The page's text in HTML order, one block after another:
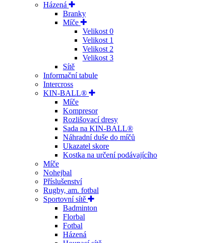
Házená
Branky
Míče
Velikost 0
Velikost 1
Velikost 2
Velikost 3
Sítě
Informační tabule
Intercross
KIN-BALL®
Míče
Kompresor
Rozlišovací dresy
Sada na KIN-BALL®
Náhradní duše do míčů
Ukazatel skore
Kostka na určení podávajícího
Míče
Nohejbal
Příslušenství
Rugby, am. fotbal
Sportovní sítě
Badminton
Florbal
Fotbal
Házená